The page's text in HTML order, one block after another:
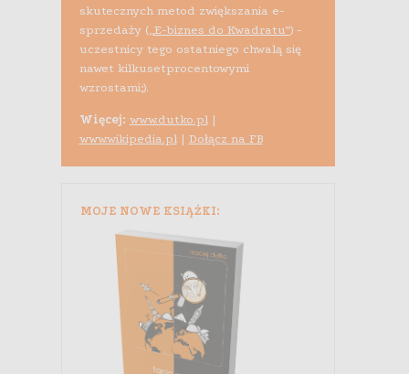
skutecznych metod zwiększania e-
sprzedaży („E-biznes do Kwadratu”) -
uczestnicy tego ostatniego chwalą się
nawet kilkusetprocentowymi
wzrostami;).
Więcej: www.dutko.pl|
www.wikipedia.pl| Dołącz na FB
MOJE NOWE KSIĄŻKI: